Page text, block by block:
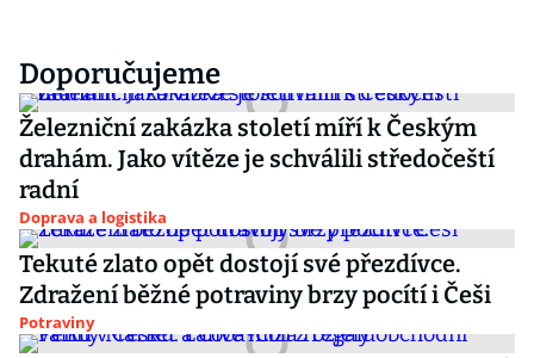
Doporučujeme
Železniční zakázka století míří k Českým
drahám. Jako vítěze je schválili středočeští
radní
Doprava a logistika
Tekuté zlato opět dostojí své přezdívce.
Zdražení běžné potraviny brzy pocítí i Češi
Potraviny